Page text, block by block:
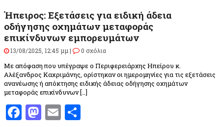
Ήπειρος: Εξετάσεις για ειδική άδεια
οδήγησης οχημάτων μεταφοράς
επικίνδυνων εμπορευμάτων
13/08/2025, 12:45 μμ | 0 σχόλια
Με απόφαση που υπέγραψε ο Περιφερειάρχης Ηπείρου κ.
Αλέξανδρος Καχριμάνης, ορίστηκαν οι ημερομηνίες για τις εξετάσεις
ανανέωσης ή απόκτησης ειδικής άδειας οδήγησης οχημάτων
μεταφοράς επικίνδυνων […]
Facebook
Mastodon
Email